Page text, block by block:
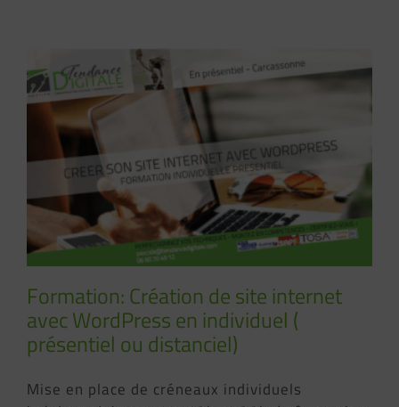
Formation: Création de site internet
avec WordPress en individuel (
présentiel ou distanciel)
Mise en place de créneaux individuels